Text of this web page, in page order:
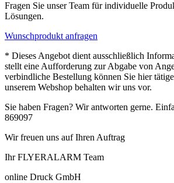
Fragen Sie unser Team für individuelle
Lösungen.
Wunschprodukt anfragen
* Dieses Angebot dient ausschließlich
stellt eine Aufforderung zur Abgabe von
verbindliche Bestellung können Sie hier
unserem Webshop behalten wir uns vor.
Sie haben Fragen? Wir antworten gerne.
869097
Wir freuen uns auf Ihren Auftrag
Ihr FLYERALARM Team
online Druck GmbH